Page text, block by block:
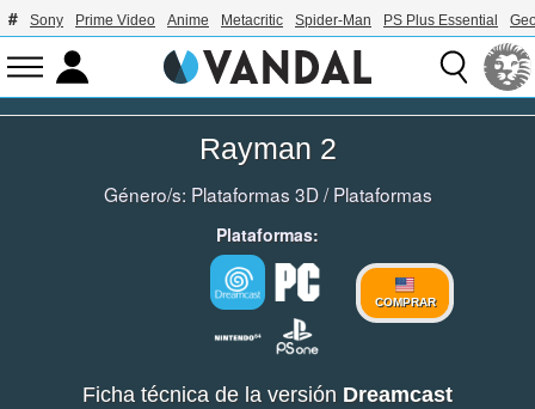
Sony Prime Video Anime Metacritic Spider-Man PS Plus Essential
Rayman 2
Género/s: Plataformas 3D/Plataformas
Plataformas:
COMPRAR
Ficha técnica de la versión Dreamcast